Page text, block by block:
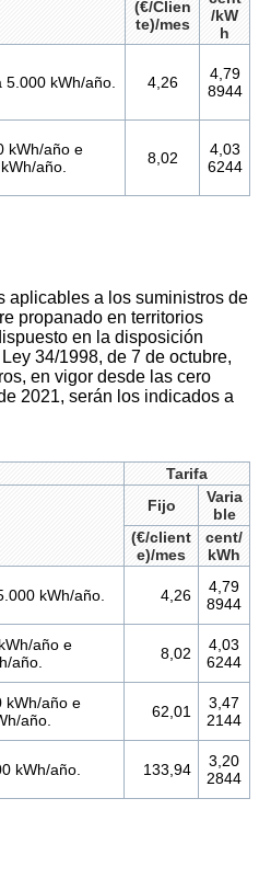
(€/Clien
te)/mes
/kW
h
kWh/año. 4,26
4,79
8944
kWh/año e
año.
8,02
4,03
6244
aplicables a los suministros de
propanado en territorios
en la disposición
34/1998, de 7 de octubre,
en vigor desde las cero
2021, serán los indicados a
Tarifa
Fijo
Varia
ble
(€/client
e)/mes
cent/
kWh
kWh/año. 4,26
4,79
8944
año e
año.
8,02
4,03
6244
kWh/año e
año.
62,01
3,47
2144
kWh/año. 133,94
3,20
2844